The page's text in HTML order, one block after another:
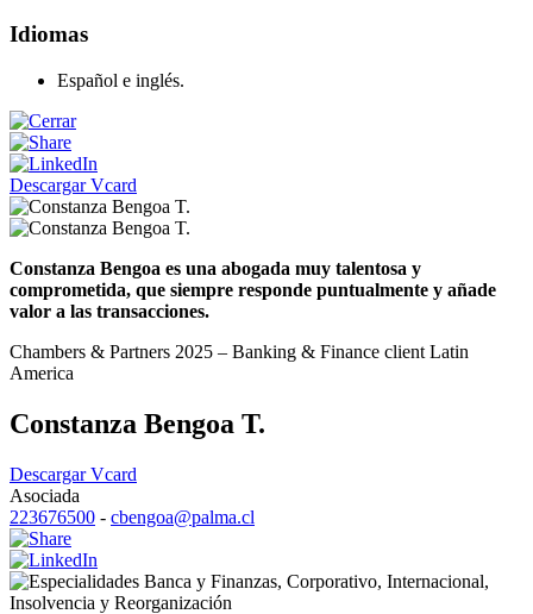
Idiomas
Español e inglés.
Descargar Vcard
Constanza Bengoa es una abogada muy talentosa y
comprometida, que siempre responde puntualmente y añade
valor a las transacciones.
Chambers & Partners 2025 – Banking & Finance client Latin
America
Constanza Bengoa T.
Descargar Vcard
Asociada
223676500 - cbengoa@palma.cl
Banca y Finanzas, Corporativo, Internacional,
Insolvencia y Reorganización